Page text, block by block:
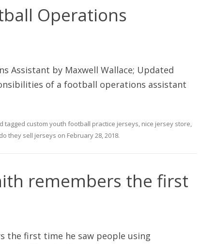
Operations
Assistant by Maxwell Wallace; Updated
of a football operations assistant
tagged custom youth football practice jerseys, nice jersey store,
they sell jerseys on February 28, 2018.
remembers the first
the first time he saw people using